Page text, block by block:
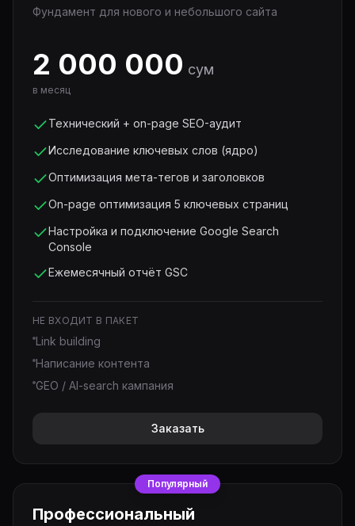
Фундамент для нового и небольшого сайта
2 000 000 сум
в месяц
Технический + on-page SEO-аудит
Исследование ключевых слов (ядро)
Оптимизация мета-тегов и заголовков
On-page оптимизация 5 ключевых страниц
Настройка и подключение Google Search
Console
Ежемесячный отчёт GSC
НЕ ВХОДИТ В ПАКЕТ
Link building
Написание контента
GEO / AI-search кампания
Заказать
Популярный
Профессиональный